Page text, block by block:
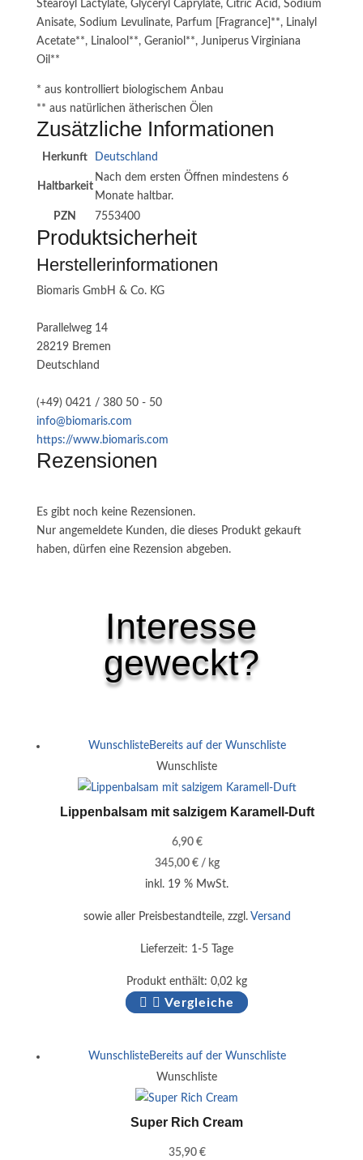
Stearoyl Lactylate, Glyceryl Caprylate, Citric Acid, Sodium
Anisate, Sodium Levulinate, Parfum [Fragrance]**, Linalyl
Acetate**, Linalool**, Geraniol**, Juniperus Virginiana
Oil**
* aus kontrolliert biologischem Anbau
** aus natürlichen ätherischen Ölen
Zusätzliche Informationen
Herkunft Deutschland
Haltbarkeit
Nach dem ersten Öffnen mindestens 6
Monate haltbar.
PZN
7553400
Produktsicherheit
Herstellerinformationen
Biomaris GmbH & Co. KG
Parallelweg 14
28219 Bremen
Deutschland
(+49) 0421 / 380 50 - 50
info@biomaris.com
https://www.biomaris.com
Rezensionen
Es gibt noch keine Rezensionen.
Nur angemeldete Kunden, die dieses Produkt gekauft
haben, dürfen eine Rezension abgeben.
Interesse
geweckt?
WunschlisteBereits auf der Wunschliste
Wunschliste
Lippenbalsam mit salzigem Karamell-Duft
6,90 €
345,00 €/ kg
inkl. 19 % MwSt.
sowie aller Preisbestandteile, zzgl. Versand
Lieferzeit: 1-5 Tage
Produkt enthält: 0,02 kg
Vergleiche
WunschlisteBereits auf der Wunschliste
Wunschliste
Super Rich Cream
35,90 €